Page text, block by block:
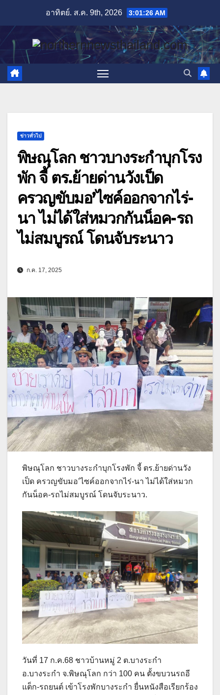
content
อาทิตย์. ส.ค. 9th, 2026 3:01:28 AM
ข่าวทั่วไป
พิษณุโลก ชาวบางระกำบุกโรง
พัก จี้ ตร.ย้ายด่านวังเป็ด
ครวญขับมอ’ไซค์ออกจากไร่-
นา ไม่ได้ใส่หมวกกันน็อค-รถ
ไม่สมบูรณ์ โดนจับระนาว
ก.ค. 17, 2025
พิษณุโลก ชาวบางระกำบุกโรงพัก จี้ ตร.ย้ายด่านวัง
เป็ด ครวญขับมอ’ไซค์ออกจากไร่-นา ไม่ได้ใส่หมวก
กันน็อค-รถไม่สมบูรณ์ โดนจับระนาว.
วันที่ 17 ก.ค.68 ชาวบ้านหมู่ 2 ต.บางระกำ
อ.บางระกำ จ.พิษณุโลก กว่า 100 คน ตั้งขบวนรถอี
แต็ก-รถยนต์ เข้าโรงพักบางระกำ ยื่นหนังสือเรียกร้อง